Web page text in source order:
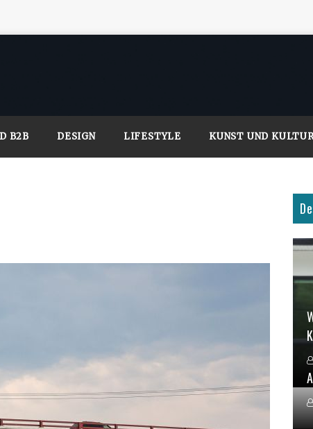
B2B DESIGN LIFESTYLE KUNST UND